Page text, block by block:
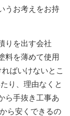
うお考えをお持
りを出す会社
料を薄めて使用
ばいけないとこ
り、理由なくと
ら手抜き工事あ
ら安くできるの